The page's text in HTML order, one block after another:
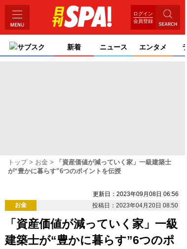
ログイン
会員登録
サブスク 新着 ニュース エンタメ
トップ お金
「資産価値が減っていく家」一級建築士
が“豊かに暮らす”6つのポイントを伝授
更新日：2023年09月08日 06:56
お金
投稿日：2023年04月20日 08:50
「資産価値が減っていく家」一級
建築士が“豊かに暮らす”6つのポ